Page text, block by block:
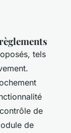
tels
de
de